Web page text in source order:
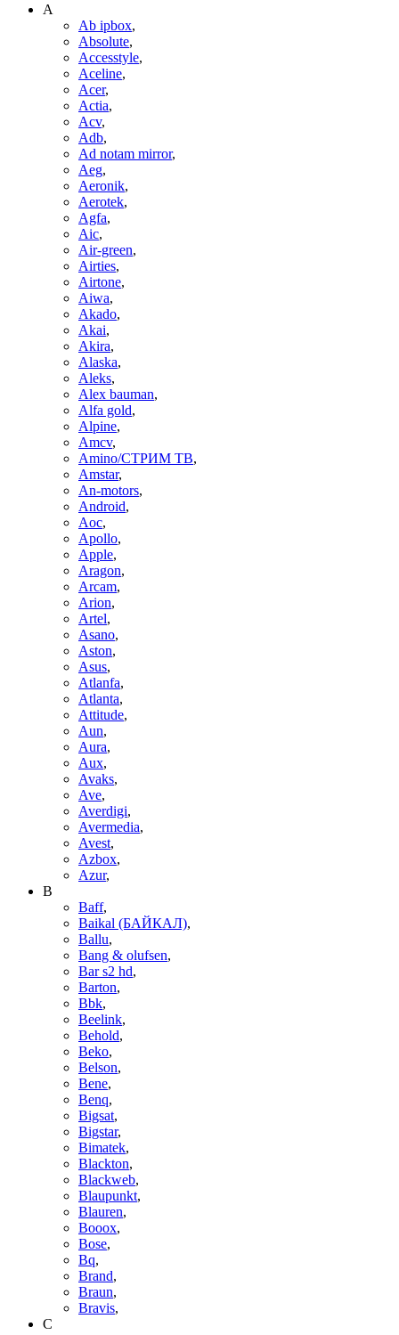
A
Ab ipbox,
Absolute,
Accesstyle,
Aceline,
Acer,
Actia,
Acv,
Adb,
Ad notam mirror,
Aeg,
Aeronik,
Aerotek,
Agfa,
Aic,
Air-green,
Airties,
Airtone,
Aiwa,
Akado,
Akai,
Akira,
Alaska,
Aleks,
Alex bauman,
Alfa gold,
Alpine,
Amcv,
Amino/СТРИМ ТВ,
Amstar,
An-motors,
Android,
Aoc,
Apollo,
Apple,
Aragon,
Arcam,
Arion,
Artel,
Asano,
Aston,
Asus,
Atlanfa,
Atlanta,
Attitude,
Aun,
Aura,
Aux,
Avaks,
Ave,
Averdigi,
Avermedia,
Avest,
Azbox,
Azur,
B
Baff,
Baikal (БАЙКАЛ),
Ballu,
Bang & olufsen,
Bar s2 hd,
Barton,
Bbk,
Beelink,
Behold,
Beko,
Belson,
Bene,
Benq,
Bigsat,
Bigstar,
Bimatek,
Blackton,
Blackweb,
Blaupunkt,
Blauren,
Booox,
Bose,
Bq,
Brand,
Braun,
Bravis,
C